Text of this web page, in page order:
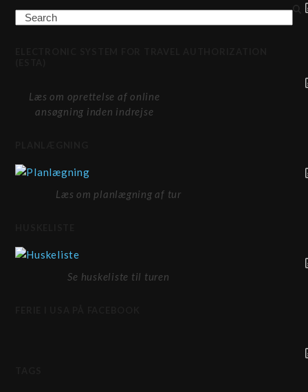
Search
Læs om oprettelse af online
ansøgning inden indrejse
Læs om planlægning af tur
Se huskeliste til turen